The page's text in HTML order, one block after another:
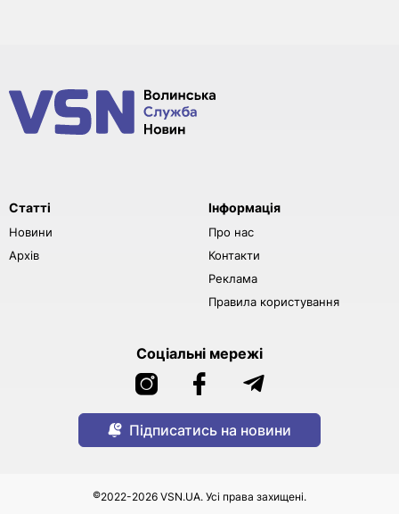
Статті
Новини
Архів
Інформація
Про нас
Контакти
Реклама
Правила користування
Соціальні мережі
Підписатись на новини
©2022-2026 VSN.UA. Усі права захищені.